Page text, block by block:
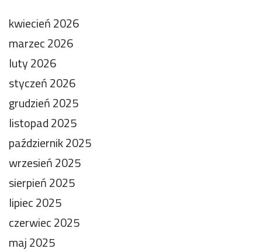
kwiecień 2026
marzec 2026
luty 2026
styczeń 2026
grudzień 2025
listopad 2025
październik 2025
wrzesień 2025
sierpień 2025
lipiec 2025
czerwiec 2025
maj 2025